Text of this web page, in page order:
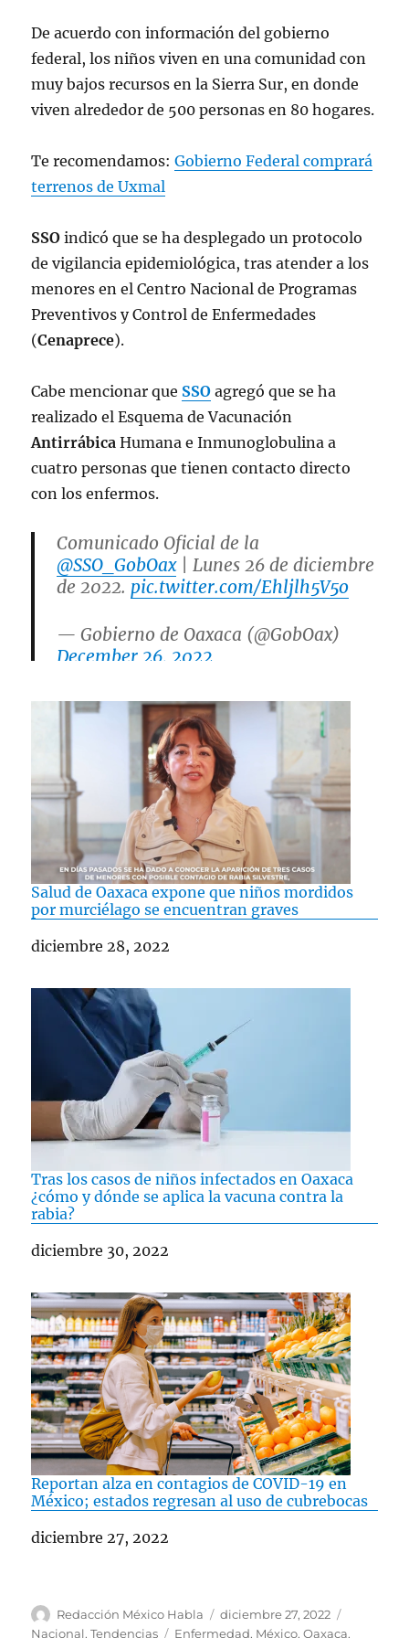
December 26, 2022
De acuerdo con información del gobierno
federal, los niños viven en una comunidad con
muy bajos recursos en la Sierra Sur, en donde
viven alrededor de 500 personas en 80 hogares.
Te recomendamos:Gobierno Federal comprará
terrenos de Uxmal
SSO indicó que se ha desplegado un protocolo
de vigilancia epidemiológica, tras atender a los
menores en el Centro Nacional de Programas
Preventivos y Control de Enfermedades
(Cenaprece).
Cabe mencionar que SSO agregó que se ha
realizado el Esquema de Vacunación
Antirrábica Humana e Inmunoglobulina a
cuatro personas que tienen contacto directo
con los enfermos.
Comunicado Oficial de la
@SSO_GobOax| Lunes 26 de diciembre
de 2022. pic.twitter.com/Ehljlh5V5o
— Gobierno de Oaxaca (@GobOax)
December 26, 2022
Salud de Oaxaca expone que niños mordidos
por murciélago se encuentran graves
Fecha
diciembre 28, 2022
Tras los casos de niños infectados en Oaxaca
¿cómo y dónde se aplica la vacuna contra la
rabia?
Fecha
diciembre 30, 2022
Reportan alza en contagios de COVID-19 en
México; estados regresan al uso de cubrebocas
Fecha
diciembre 27, 2022
A
u
Redacción México Habla
P
u
diciembre 27, 2022
a
Nacional,Tendencias
E
Enfermedad, México,Oaxaca,